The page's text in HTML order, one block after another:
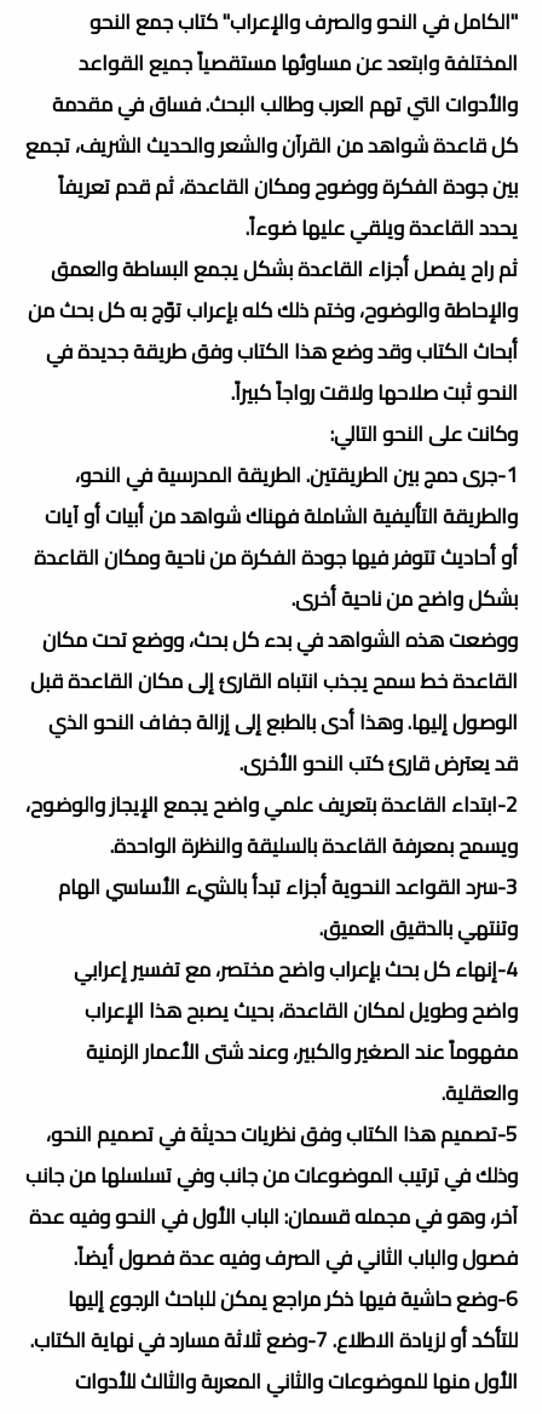
"الكامل في النحو والصرف والإعراب" كتاب جمع النحو
المختلفة وابتعد عن مساوئها مستقصياً جميع القواعد
والأدوات التي تهم العرب وطالب البحث. فساق في مقدمة
كل قاعدة شواهد من القرآن والشعر والحديث الشريف، تجمع
بين جودة الفكرة ووضوح ومكان القاعدة، ثم قدم تعريفاً
يحدد القاعدة ويلقي عليها ضوءاً.
ثم راح يفصل أجزاء القاعدة بشكل يجمع البساطة والعمق
والإحاطة والوضوح، وختم ذلك كله بإعراب توّج به كل بحث من
أبحاث الكتاب وقد وضع هذا الكتاب وفق طريقة جديدة في
النحو ثبت صلاحها ولاقت رواجاً كبيراً.
وكانت على النحو التالي:
1-جرى دمج بين الطريقتين. الطريقة المدرسية في النحو،
والطريقة التأليفية الشاملة فهناك شواهد من أبيات أو آيات
أو أحاديث تتوفر فيها جودة الفكرة من ناحية ومكان القاعدة
بشكل واضح من ناحية أخرى.
ووضعت هذه الشواهد في بدء كل بحث، ووضع تحت مكان
القاعدة خط سمح يجذب انتباه القارئ إلى مكان القاعدة قبل
الوصول إليها. وهذا أدى بالطبع إلى إزالة جفاف النحو الذي
قد يعترض قارئ كتب النحو الأخرى.
2-ابتداء القاعدة بتعريف علمي واضح يجمع الإيجاز والوضوح،
ويسمح بمعرفة القاعدة بالسليقة والنظرة الواحدة.
3-سرد القواعد النحوية أجزاء تبدأ بالشيء الأساسي الهام
وتنتهي بالدقيق العميق.
4-إنهاء كل بحث بإعراب واضح مختصر، مع تفسير إعرابي
واضح وطويل لمكان القاعدة، بحيث يصبح هذا الإعراب
مفهوماً عند الصغير والكبير، وعند شتى الأعمار الزمنية
والعقلية.
5-تصميم هذا الكتاب وفق نظريات حديثة في تصميم النحو،
وذلك في ترتيب الموضوعات من جانب وفي تسلسلها من جانب
آخر، وهو في مجمله قسمان: الباب الأول في النحو وفيه عدة
فصول والباب الثاني في الصرف وفيه عدة فصول أيضاً.
6-وضع حاشية فيها ذكر مراجع يمكن للباحث الرجوع إليها
للتأكد أو لزيادة الاطلاع. 7-وضع ثلاثة مسارد في نهاية الكتاب.
الأول منها للموضوعات والثاني المعربة والثالث للأدوات